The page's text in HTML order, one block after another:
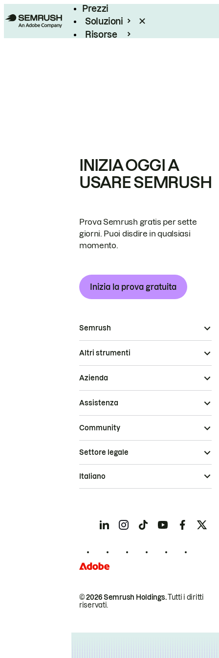
Prezzi
Soluzioni
Risorse
INIZIA OGGI A
USARE SEMRUSH
Prova Semrush gratis per sette
giorni. Puoi disdire in qualsiasi
momento.
Inizia la prova gratuita
Semrush
Altri strumenti
Azienda
Assistenza
Community
© 2026 Semrush Holdings.Tutti i diritti
riservati.
Settore legale
Italiano